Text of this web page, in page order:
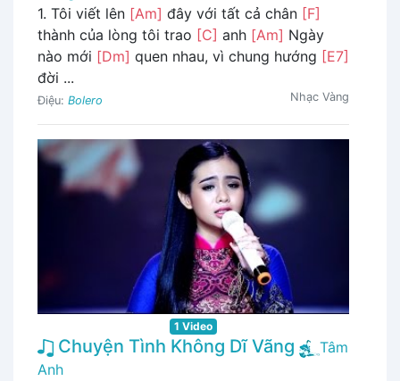
1. Tôi viết lên [Am] đây với tất cả chân [F]
thành của lòng tôi trao [C] anh [Am] Ngày
nào mới [Dm] quen nhau, vì chung hướng [E7]
đời ...
Điệu: Bolero Nhạc Vàng
1 Video
Chuyện Tình Không Dĩ Vãng
Tâm
Anh